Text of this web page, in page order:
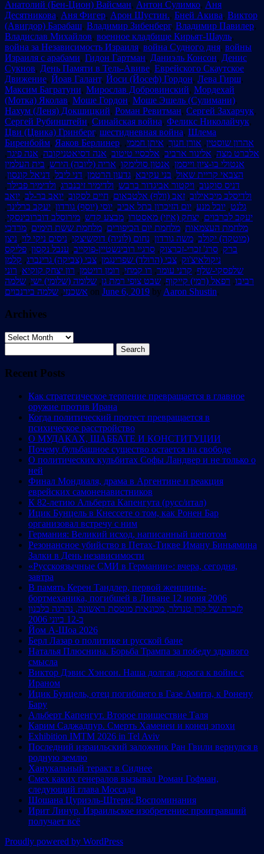
Анатолий (Бен-Цион) Вайсман, Антон Сулимко, Аня
Десятникова, Аня Фигер, Арон Шустин., Бней Акива, Виктор
(Авигдор) Барабаш, Владимир Зибенберг, Владимир Павилер,
Владислав Михайлов, военное кладбище Кирьят-Шауль,
война за Независимость Израиля, война Судного дня, войны
Израиля с арабами, Гидон Гартман, Даниэль Консон, Денис
Сукнов, День Памяти в Тель-Авиве, Еврейского Скаутское
Движение, Йоав Галант, Йоси (Йосеф) Гордон, Лева Гирш,
Максим Багратуни, Мирослав Добровинский, Мордехай
(Мотка) Яколав, Моше Гордон, Моше Эшель (Сулимани),
Нахум (Леня) Докшицкий, Роман Ревитман, Сергей Захарчук,
Сергей Рубинштейн, Синайская война, Феликс Николайчук,
Цви (Цвика) Гринберг, шестидневная война, Шлема
Биренбойм, Яаков Берлинер, אהרון שוסטין, אורן חנוך, איתן חממי,
אלברט מצה, אלינור ארביב, אלכסיי טיטוב, אנה דסיאטניקובה, אנה פיגר,
אנטולי בו-ציון וייסמן, אנטון סולימקו, אריה (ליובה) הירש, בית העלמין
הצבאי קריית שאול, בני עקיבא, גדעון הרטמן, דני ליבל, דניאל קונסון,
דניס סוקנוב, ויקטור אביגדור ברבש, ולדימיר זיבנברג, ולדימיר פבילר,
ולדיסלב מיכאילוב, זאב (וולף) אלטבאום, חיים לסקוב, יואב בר-לב, יואב
גלנט, יובל מנע, יום הזיכרון בתל אביב, יוסי (יוסף) גורדון, יעקב ברלינר,
יעקב לברבוים, יצחק (איזי) מאסטרו, מבצע קדש, מירוסלב דוברובינסקי,
מלחמת העצמאות, מלחמת יום הכיפורים, מלחמת ששת הימים, מרדכי
(מוטקה) יקולב, משה גורדון, נחום (לוניה) דוקשיצקי, ניסים ניקי לוי, ניצן
ברק, סרג' זכרי-זכרצוק, סרגיי רובינשטיין-פוקייב, ענבל נקסון, פליקס
ניקולאיצ'וק, צבי (הרולד) שפרינגמן, צבי (צביקה) גרינברג, קלמן
שלפסקי-שלף, קרני עומר, רו קמחי, רומן רויטמן, רון יצחק קוקיא, רוני
רביבו, רפאל (רמי) קייקוף, שבט צופי רמת גן, שלומה (שלומי) ישי, שלמה
אשכנזי, שלמה בירנבוים on June 6, 2019 by Aaron Shustin.
Archives
Archives
for:
Recent Posts
Как стратегическое терпение превращается в главное
оружие против Ирана
Когда политический протест превращается в
психическое расстройство
О МУДАКАХ, ШАББАТЕ И КОНСТИТУЦИИ
Почему бульбашное существо остается на свободе
О политических кульбитах Софы Ландвер и не только о
ней
Финал Мондиаля, драма в Аргентине и реакция
еврейских самоненавистников
К 82-летию Альберта Капенгута (русс/итал)
Ицик Бунцель в Кнессете о том, как Ронен Бар
организовал встречу с ним
Германия: Великий исход, написанный шепотом
Резонансное убийство в Петах-Тикве Иману Биньямина
Залки в День независимости
«Русскоязычные СМИ в Германии»: вчера, сегодня,
завтра
В память Керен Тандлер, первой женщины-
бортмеханика, погибшей в Ливане 12 июня 2006
לזכרה של קרן טנדלר, מכונאית מוטסת ראשונה, נהרגה בלבנון
ב-12 ביוני 2006
Йом А-Шоа 2026
Берл Лазар о политике и русской бане
Наталья Плюснина. Борьба Трампа за победу здравого
смысла
Виктор Дэвис Хэнсон. Наша долгая дорога к войне с
Ираном
Ицик Бунцель, отец погибшего в Газе Амита, к Ронену
Бару
Альберт Капенгут. Второе пришествие Таля
Карим Саджадпур. Смерть Хаменеи и конец эпохи
Exhibition IMTM 2026 in Tel Aviv
Последний израильский заложник Ран Гвили вернулся в
родную землю
Ханукальный теракт в Сиднее
Смех каких генералов вызывал Роман Гофман,
следующий глава Моссада
Шошана Цуриэль-Штерн: Воспоминания
Ирит Линур. Израильское изобретение: проигравший
получает всё
Proudly powered by WordPress